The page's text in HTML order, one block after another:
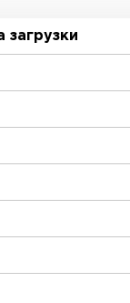
загрузки